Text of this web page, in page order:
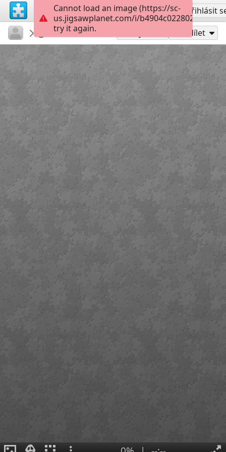
Vytvořit účet Přihlásit
PatriciaFBotanyBay
Photos Sdílet
Cannot load an image (https://sc-
us.jigsawplanet.com/i/
try it again.